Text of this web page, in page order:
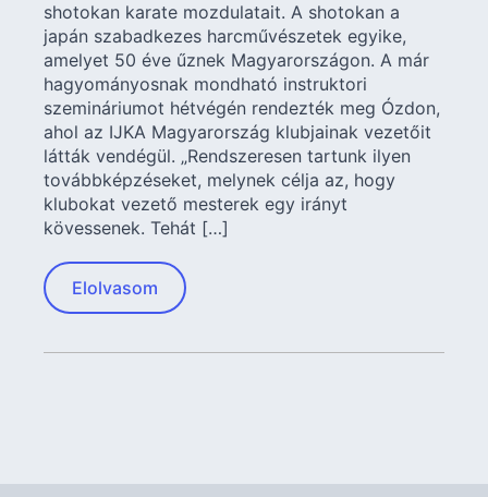
shotokan karate mozdulatait. A shotokan a
japán szabadkezes harcművészetek egyike,
amelyet 50 éve űznek Magyarországon. A már
hagyományosnak mondható instruktori
szemináriumot hétvégén rendezték meg Ózdon,
ahol az IJKA Magyarország klubjainak vezetőit
látták vendégül. „Rendszeresen tartunk ilyen
továbbképzéseket, melynek célja az, hogy
klubokat vezető mesterek egy irányt
kövessenek. Tehát […]
Elolvasom